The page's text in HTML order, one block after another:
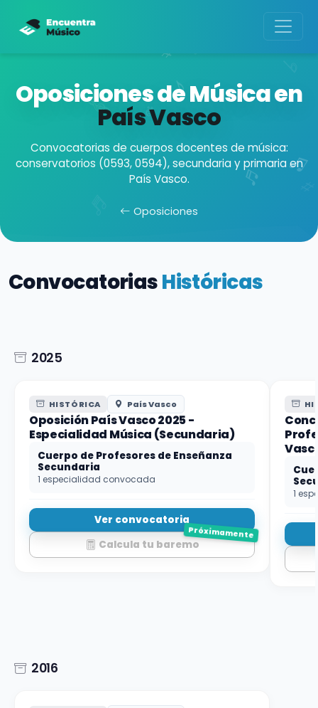
Oposiciones de Música en
País Vasco
Convocatorias de cuerpos docentes de música:
conservatorios (0593, 0594), secundaria y primaria en
País Vasco.
Oposiciones
ConvocatoriasHistóricas
2025
HISTÓRICA País Vasco
Oposición País Vasco 2025 -
Especialidad Música (Secundaria)
Cuerpo de Profesores de Enseñanza
Secundaria
1 especialidad convocada
Ver convocatoria
Calcula tu baremo
Próximamente
1
2016